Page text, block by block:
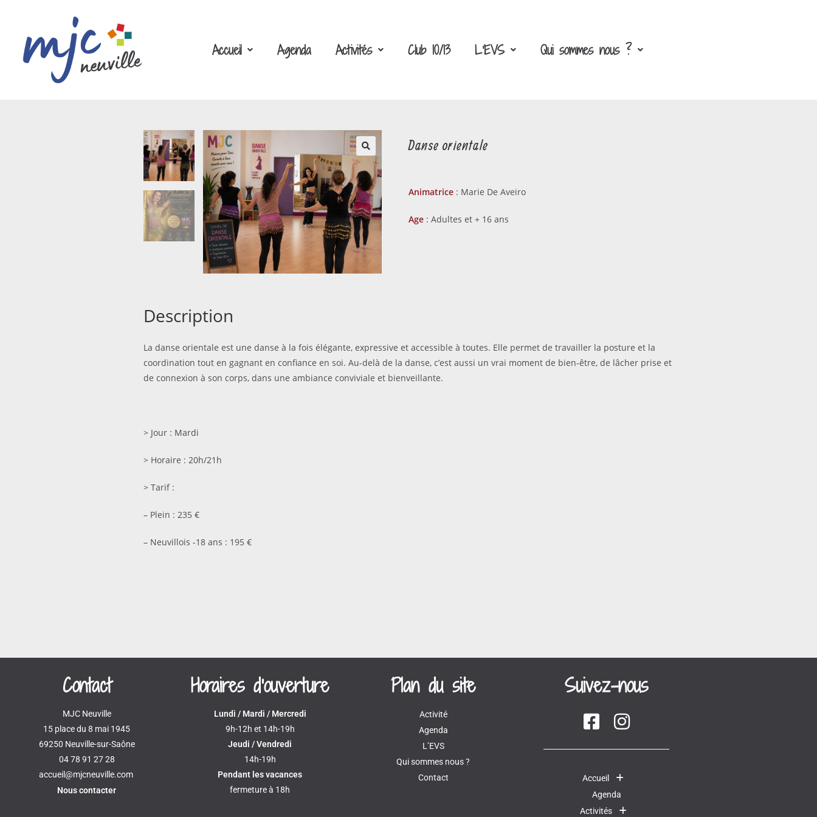
Accueil Agenda Activités Club 10/13 L’EVS Qui sommes nous ?
Danse orientale
Animatrice : Marie De Aveiro
Age : Adultes et + 16 ans
Description
La danse orientale est une danse à la fois élégante, expressive et accessible à toutes. Elle permet de travailler la posture et la
coordination tout en gagnant en confiance en soi. Au-delà de la danse, c’est aussi un vrai moment de bien-être, de lâcher prise et
de connexion à son corps, dans une ambiance conviviale et bienveillante.
> Jour : Mardi
> Horaire : 20h/21h
> Tarif :
– Plein : 235 €
– Neuvillois -18 ans : 195 €
Contact
MJC Neuville
15 place du 8 mai 1945
69250 Neuville-sur-Saône
04 78 91 27 28
accueil@mjcneuville.com
Nous contacter
Horaires d'ouverture
Lundi / Mardi / Mercredi
9h-12h et 14h-19h
Jeudi / Vendredi
14h-19h
Pendant les vacances
fermeture à 18h
Plan du site
Activité
Agenda
L’EVS
Qui sommes nous ?
Contact
Suivez-nous
Accueil
Agenda
Activités